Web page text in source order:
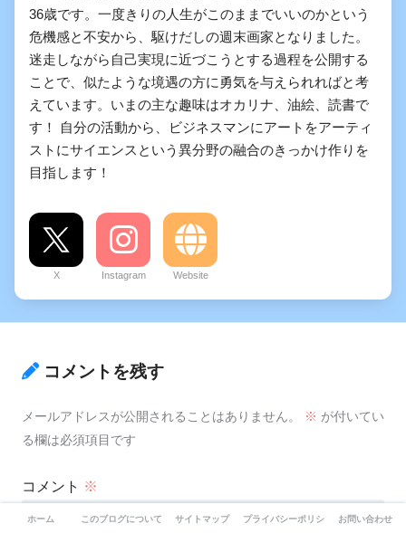
36歳です。一度きりの人生がこのままでいいのかという
危機感と不安から、駆けだしの週末画家となりました。
迷走しながら自己実現に近づこうとする過程を公開する
ことで、似たような境遇の方に勇気を与えられればと考
えています。いまの主な趣味はオカリナ、油絵、読書で
す！ 自分の活動から、ビジネスマンにアートをアーティ
ストにサイエンスという異分野の融合のきっかけ作りを
目指します！
X Instagram Website
コメントを残す
メールアドレスが公開されることはありません。 ※ が付いてい
る欄は必須項目です
コメント ※
ホーム このブログについて-自分らしさを求めて
サイトマップ プライバシーポリシー お問い合わせ